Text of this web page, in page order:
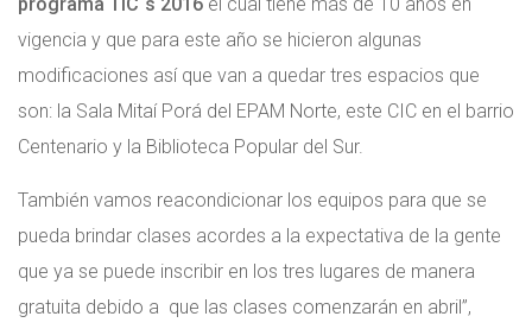
vigencia y que para este año se hicieron algunas
modificaciones así que van a quedar tres espacios que
son: la Sala Mitaí Porá del EPAM Norte, este CIC en el barrio
Centenario y la Biblioteca Popular del Sur.
También vamos reacondicionar los equipos para que se
pueda brindar clases acordes a la expectativa de la gente
que ya se puede inscribir en los tres lugares de manera
gratuita debido a que las clases comenzarán en abril”,